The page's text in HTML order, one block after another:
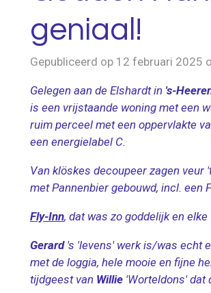
geniaal!
Gepubliceerd op 12 februari 2025
Gelegen aan de Elshardt in 's-
is een vrijstaande woning met een
ruim perceel met een oppervlakte
een energielabel C.
Van klöskes decoupeer zagen veur
met Pannenbier gebouwd, incl.
Fly-Inn, dat was zo goddelijk en
Gerard's 'levens' werk is/was echt
met de loggia, hele mooie en fijne
tijdgeest van Willie 'Worteldons' dat